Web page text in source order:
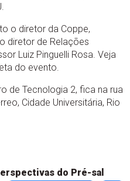
o diretor da Coppe,
diretor de Relações
Luiz Pinguelli Rosa. Veja
do evento.
de Tecnologia 2, fica na rua
Cidade Universitária, Rio
do Pré-sal